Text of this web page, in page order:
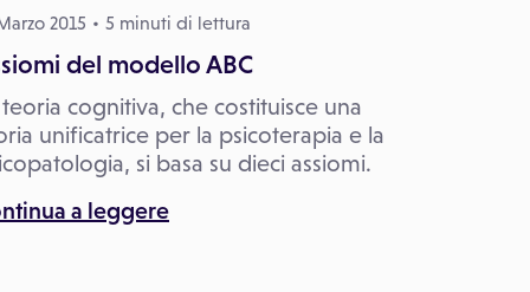
2015 5 minuti di lettura
del modello ABC
teoria cognitiva, che costituisce una
unificatrice per la psicoterapia e la
si basa su dieci assiomi.
a leggere